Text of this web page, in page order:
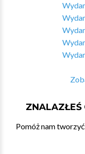
ZNALAZŁEŚ
Pomóż nam